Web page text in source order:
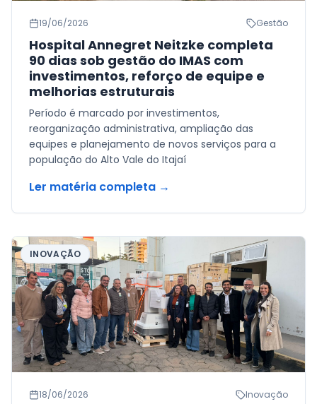
19/06/2026 Gestão
Hospital Annegret Neitzke completa
90 dias sob gestão do IMAS com
investimentos, reforço de equipe e
melhorias estruturais
Período é marcado por investimentos,
reorganização administrativa, ampliação das
equipes e planejamento de novos serviços para a
população do Alto Vale do Itajaí
Ler matéria completa →
INOVAÇÃO
18/06/2026 Inovação